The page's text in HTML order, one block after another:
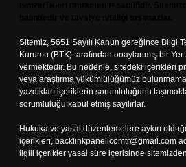
Sitemiz, 5651 Sayılı Kanun gereğince Bilgi
Kurumu (BTK) tarafından onaylanmış bir
vermektedir. Bu nedenle, sitedeki içerikleri
veya araştırma yükümlülüğümüz
yazdıkları içeriklerin sorumluluğunu
sorumluluğu kabul etmiş sayılırlar.
Hukuka ve yasal düzenlemelere aykırı
içerikleri, backlinkpanelicomtr@gmail.com
ilgili içerikler yasal süre içerisinde sitemizden